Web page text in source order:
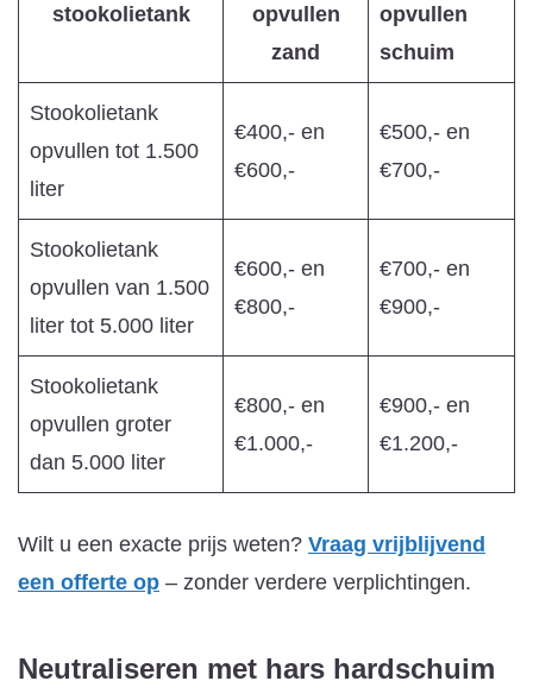
stookolietank
opvullen
zand
opvullen
schuim
Stookolietank
opvullen tot 1.500
liter
€400,- en
€600,-
€500,- en
€700,-
Stookolietank
opvullen van 1.500
liter tot 5.000 liter
€600,- en
€800,-
€700,- en
€900,-
Stookolietank
opvullen groter
dan 5.000 liter
€800,- en
€1.000,-
€900,- en
€1.200,-
Wilt u een exacte prijs weten? Vraag vrijblijvend
een offerte op – zonder verdere verplichtingen.
Neutraliseren met hars hardschuim